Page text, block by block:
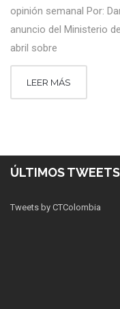
opinión semanal Por:
anuncio del Ministerio
abril sobre
LEER MÁS
ÚLTIMOS TWEETS
Tweets by CTColombia